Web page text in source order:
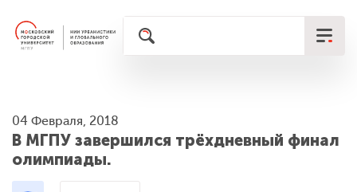
04 Февраля, 2018
В МГПУ завершился трёхдневный финал
олимпиады.